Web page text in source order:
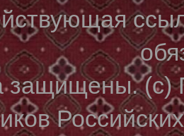
защищены. (с)